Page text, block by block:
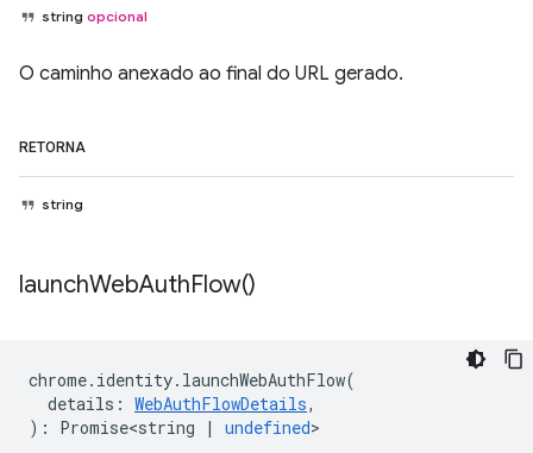
string opcional
O caminho anexado ao final do URL gerado.
RETORNA
string
launchWebAuthFlow()
chrome. identity. launchWebAuthFlow(
details : WebAuthFlowDetails,
) : Promise<string | undefined>